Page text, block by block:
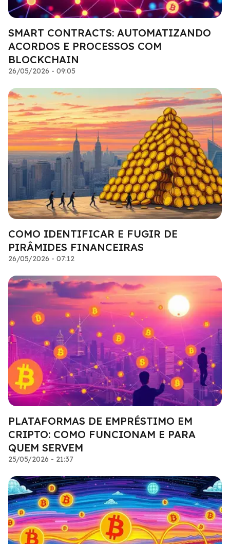
SMART CONTRACTS: AUTOMATIZANDO
ACORDOS E PROCESSOS COM
BLOCKCHAIN
26/05/2026 - 09:05
COMO IDENTIFICAR E FUGIR DE
PIRÂMIDES FINANCEIRAS
26/05/2026 - 07:12
PLATAFORMAS DE EMPRÉSTIMO EM
CRIPTO: COMO FUNCIONAM E PARA
QUEM SERVEM
25/05/2026 - 21:37